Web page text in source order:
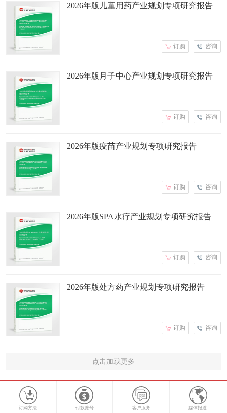
2026年版儿童用药产业规划专项研究报告
咨询
订购
2026年版月子中心产业规划专项研究报告
咨询
订购
2026年版疫苗产业规划专项研究报告
咨询
订购
2026年版SPA水疗产业规划专项研究报告
咨询
订购
2026年版处方药产业规划专项研究报告
咨询
订购
点击加载更多
订购方法 付款账号 客户服务 媒体报道